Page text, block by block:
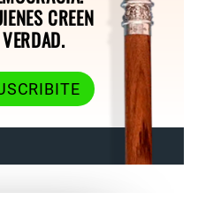
CREEN